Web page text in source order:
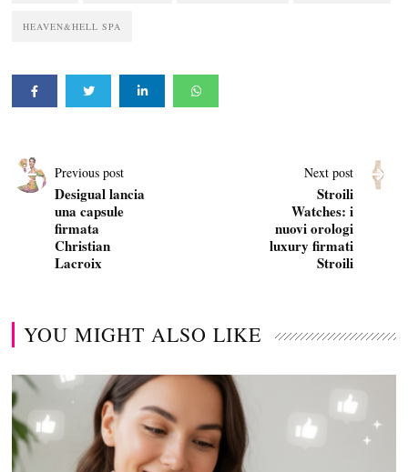
HEAVEN&HELL SPA
Previous post
Desigual lancia
una capsule
firmata
Christian
Lacroix
Next post
Stroili
Watches: i
nuovi orologi
luxury firmati
Stroili
YOU MIGHT ALSO LIKE